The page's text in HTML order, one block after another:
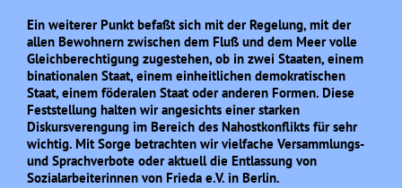
Ein weiterer Punkt befaßt sich mit der Regelung, mit der
allen Bewohnern zwischen dem Fluß und dem Meer volle
Gleichberechtigung zugestehen, ob in zwei Staaten, einem
binationalen Staat, einem einheitlichen demokratischen
Staat, einem föderalen Staat oder anderen Formen. Diese
Feststellung halten wir angesichts einer starken
Diskursverengung im Bereich des Nahostkonflikts für sehr
wichtig. Mit Sorge betrachten wir vielfache Versammlungs-
und Sprachverbote oder aktuell die Entlassung von
Sozialarbeiterinnen von Frieda e.V. in Berlin.